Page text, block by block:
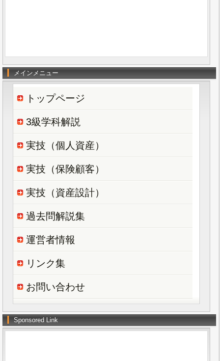
メインメニュー
トップページ
3級学科解説
実技（個人資産）
実技（保険顧客）
実技（資産設計）
過去問解説集
運営者情報
リンク集
お問い合わせ
Sponsored Link